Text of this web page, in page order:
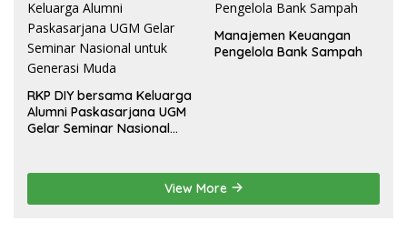
RKP DIY bersama Keluarga
Alumni Paskasarjana UGM
Gelar Seminar Nasional
Manajemen Keuangan
Pengelola Bank Sampah
View More